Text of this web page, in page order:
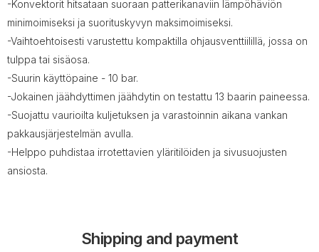
-Konvektorit hitsataan suoraan patterikanaviin lämpöhäviön
minimoimiseksi ja suorituskyvyn maksimoimiseksi.
-Vaihtoehtoisesti varustettu kompaktilla ohjausventtiilillä, jossa on
tulppa tai sisäosa.
-Suurin käyttöpaine - 10 bar.
-Jokainen jäähdyttimen jäähdytin on testattu 13 baarin paineessa.
-Suojattu vaurioilta kuljetuksen ja varastoinnin aikana vankan
pakkausjärjestelmän avulla.
-Helppo puhdistaa irrotettavien yläritilöiden ja sivusuojusten
ansiosta.
Shipping and payment